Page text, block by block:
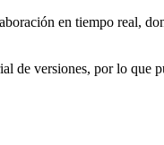
en tiempo real,
de versiones, por lo que